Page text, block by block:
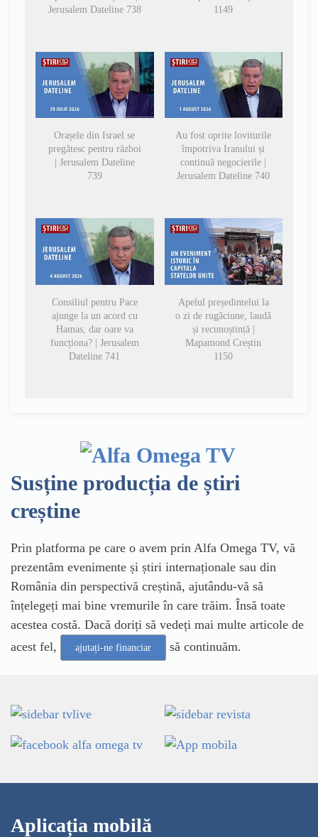
Jerusalem Dateline 738
1149
Orașele din Israel se
pregătesc pentru război
| Jerusalem Dateline
739
Au fost oprite loviturile
împotriva Iranului și
continuă negocierile |
Jerusalem Dateline 740
Consiliul pentru Pace
ajunge la un acord cu
Hamas, dar oare va
funcționa? | Jerusalem
Dateline 741
Apelul președintelui la
o zi de rugăciune, laudă
și recunoștință |
Mapamond Creștin
1150
Susține producția de știri
creștine
Prin platforma pe care o avem prin Alfa Omega TV, vă
prezentăm evenimente și știri internaționale sau din
România din perspectivă creștină, ajutându-vă să
înțelegeți mai bine vremurile în care trăim. Însă toate
acestea costă. Dacă doriți să vedeți mai multe articole de
acest fel,
ajutați-ne financiar să continuăm.
Aplicația mobilă